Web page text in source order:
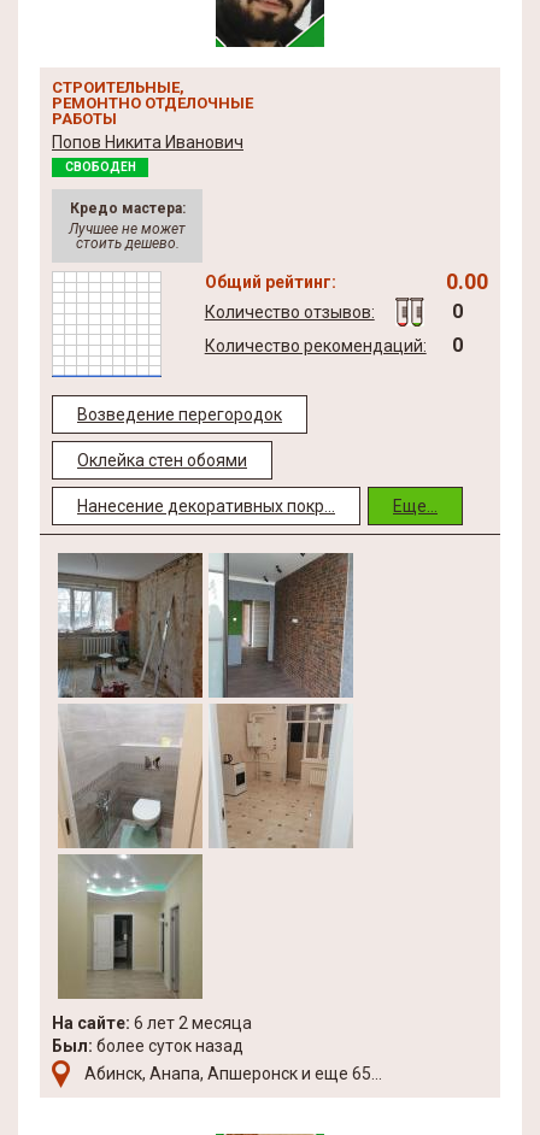
СТРОИТЕЛЬНЫЕ,
РЕМОНТНО ОТДЕЛОЧНЫЕ
РАБОТЫ
Попов Никита Иванович
СВОБОДЕН
Кредо мастера:
Лучшее не может
стоить дешево.
Общий рейтинг: 0.00
Количество отзывов: 0
Количество рекомендаций: 0
Возведение перегородок
Оклейка стен обоями
Нанесение декоративных покр... Еще...
На сайте: 6 лет 2 месяца
Был: более суток назад
Абинск, Анапа, Апшеронск и еще 65...